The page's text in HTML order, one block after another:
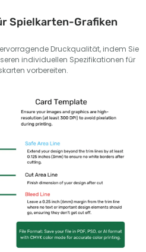
Spielkarten-Grafiken
Druckqualität, indem Sie
individuellen Spezifikationen für
vorbereiten.